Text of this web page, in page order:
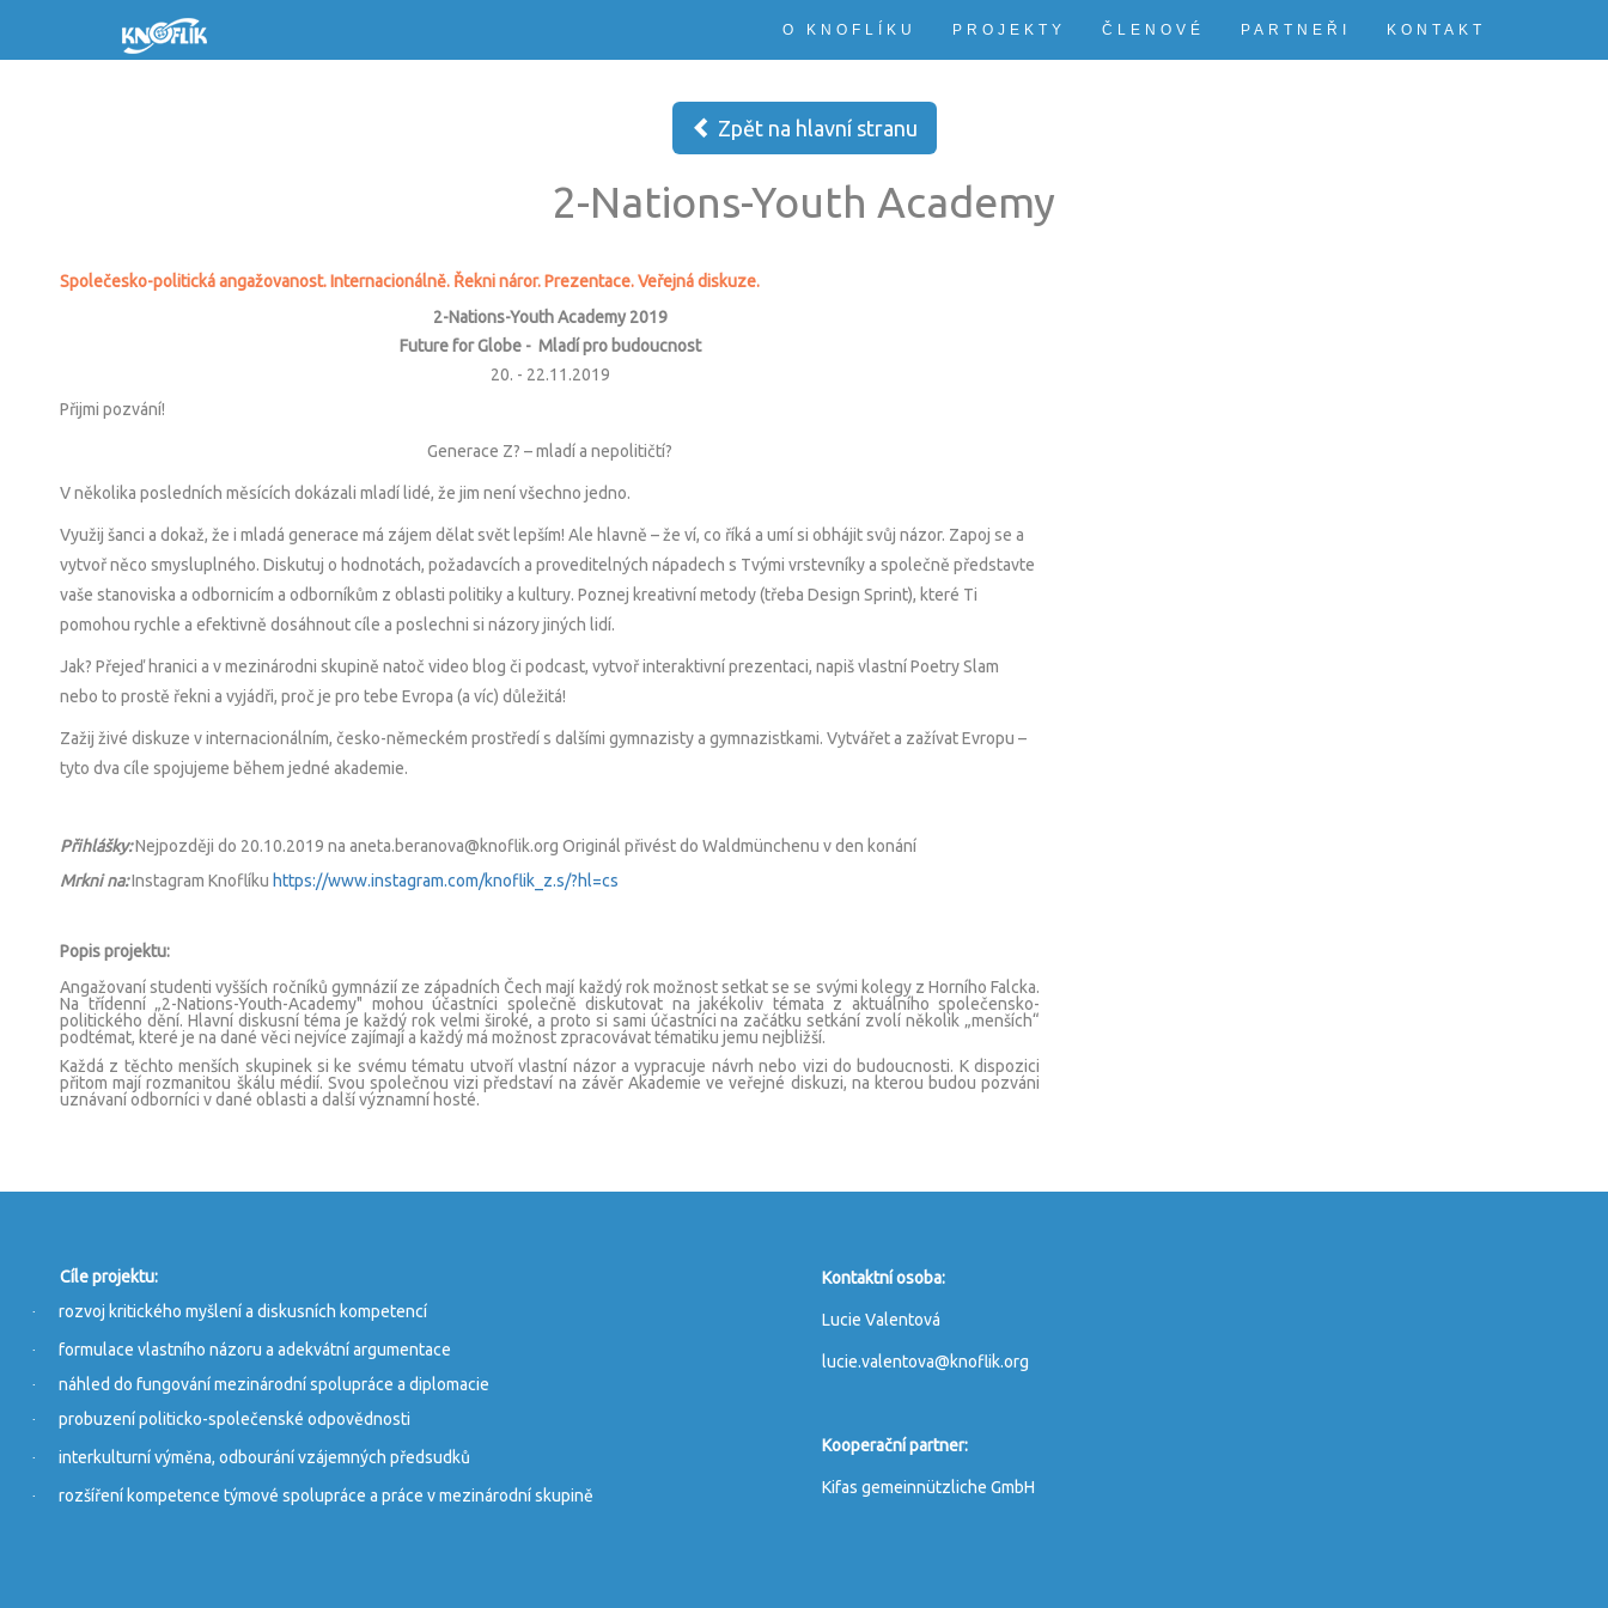
O KNOFLÍKU PROJEKTY ČLENOVÉ PARTNEŘI KONTAKT
Zpět na hlavní stranu
2-Nations-Youth Academy
Společesko-politická angažovanost. Internacionálně. Řekni náror. Prezentace. Veřejná diskuze.
2-Nations-Youth Academy 2019
Future for Globe - Mladí pro budoucnost
20. - 22.11.2019
Přijmi pozvání!
Generace Z? – mladí a nepolitičtí?
V několika posledních měsících dokázali mladí lidé, že jim není všechno jedno.
Využij šanci a dokaž, že i mladá generace má zájem dělat svět lepším! Ale hlavně – že ví, co říká a umí si obhájit svůj názor. Zapoj se a
vytvoř něco smysluplného. Diskutuj o hodnotách, požadavcích a proveditelných nápadech s Tvými vrstevníky a společně představte
vaše stanoviska a odbornicím a odborníkům z oblasti politiky a kultury. Poznej kreativní metody (třeba Design Sprint), které Ti
pomohou rychle a efektivně dosáhnout cíle a poslechni si názory jiných lidí.
Jak? Přejeď hranici a v mezinárodni skupině natoč video blog či podcast, vytvoř interaktivní prezentaci, napiš vlastní Poetry Slam
nebo to prostě řekni a vyjádři, proč je pro tebe Evropa (a víc) důležitá!
Zažij živé diskuze v internacionálním, česko-německém prostředí s dalšími gymnazisty a gymnazistkami. Vytvářet a zažívat Evropu –
tyto dva cíle spojujeme během jedné akademie.
Přihlášky:Nejpozději do 20.10.2019 na aneta.beranova@knoflik.org Originál přivést do Waldmünchenu v den konání
Mrkni na:Instagram Knoflíku https://www.instagram.com/knoflik_z.s/?hl=cs
Popis projektu:
Angažovaní studenti vyšších ročníků gymnázií ze západních Čech mají každý rok možnost setkat se se svými kolegy z Horního Falcka.
Na třídenní „2-Nations-Youth-Academy" mohou účastníci společně diskutovat na jakékoliv témata z aktuálního společensko-
politického dění. Hlavní diskusní téma je každý rok velmi široké, a proto si sami účastníci na začátku setkání zvolí několik „menších“
podtémat, které je na dané věci nejvíce zajímají a každý má možnost zpracovávat tématiku jemu nejbližší.
Každá z těchto menších skupinek si ke svému tématu utvoří vlastní názor a vypracuje návrh nebo vizi do budoucnosti. K dispozici
přitom mají rozmanitou škálu médií. Svou společnou vizi představí na závěr Akademie ve veřejné diskuzi, na kterou budou pozváni
uznávaní odborníci v dané oblasti a další významní hosté.
Cíle projektu:
· rozvoj kritického myšlení a diskusních kompetencí
· formulace vlastního názoru a adekvátní argumentace
· náhled do fungování mezinárodní spolupráce a diplomacie
· probuzení politicko-společenské odpovědnosti
· interkulturní výměna, odbourání vzájemných předsudků
· rozšíření kompetence týmové spolupráce a práce v mezinárodní skupině
Kontaktní osoba:
Lucie Valentová
lucie.valentova@knoflik.org
Kooperační partner:
Kifas gemeinnützliche GmbH